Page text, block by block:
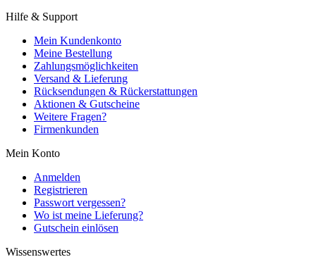
Hilfe & Support
Mein Kundenkonto
Meine Bestellung
Zahlungsmöglichkeiten
Versand & Lieferung
Rücksendungen & Rückerstattungen
Aktionen & Gutscheine
Weitere Fragen?
Firmenkunden
Mein Konto
Anmelden
Registrieren
Passwort vergessen?
Wo ist meine Lieferung?
Gutschein einlösen
Wissenswertes